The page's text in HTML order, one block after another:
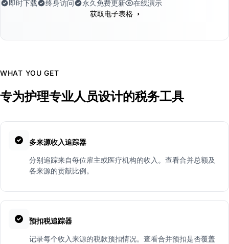
即时下载 终身访问 永久免费更新 在线演示
获取电子表格 ›
WHAT YOU GET
专为护理专业人员设计的税务工具
多来源收入追踪器
分别追踪来自每位雇主或医疗机构的收入。查看合并总额及
各来源的贡献比例。
预扣税追踪器
记录每个收入来源的税款预扣情况。查看合并预扣是否覆盖